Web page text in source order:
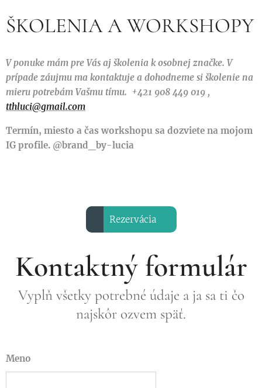
ŠKOLENIA A WORKSHOPY
V ponuke mám pre Vás aj školenia k osobnej značke. V
prípade záujmu ma kontaktuje a dohodneme si školenie na
mieru potrebám Vašmu tímu. +421 908 449 019 ,
tthluci@gmail.com
Termín, miesto a čas workshopu sa dozviete na mojom
IG profile. @brand_by-lucia
Rezervácia
Kontaktný formulár
Vyplň všetky potrebné údaje a ja sa ti čo
najskôr ozvem späť.
Meno